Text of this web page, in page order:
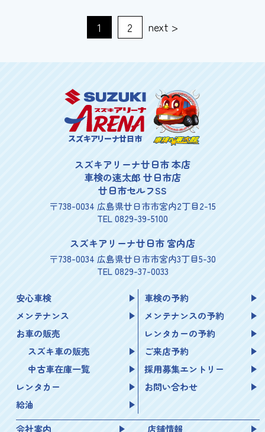
1 2 next >
スズキアリーナ廿日市
スズキアリーナ廿日市 本店
車検の速太郎 廿日市店
廿日市セルフSS
〒738-0034 広島県廿日市市宮内2丁目2-15
TEL 0829-39-5100
スズキアリーナ廿日市 宮内店
〒738-0034 広島県廿日市市宮内3丁目5-30
TEL 0829-37-0033
安心車検
メンテナンス
お車の販売
スズキ車の販売
中古車在庫一覧
レンタカー
給油
車検の予約
メンテナンスの予約
レンタカーの予約
ご来店予約
採用募集エントリー
お問い合わせ
会社案内 店舗情報